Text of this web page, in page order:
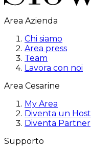
Area Azienda
Chi siamo
Area press
Team
Lavora con noi
Area Cesarine
My Area
Diventa un Host
Diventa Partner
Supporto